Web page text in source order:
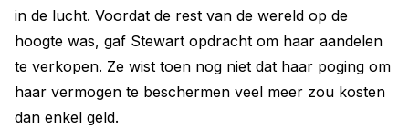
in de lucht. Voordat de rest van de wereld op de
hoogte was, gaf Stewart opdracht om haar aandelen
te verkopen. Ze wist toen nog niet dat haar poging om
haar vermogen te beschermen veel meer zou kosten
dan enkel geld.